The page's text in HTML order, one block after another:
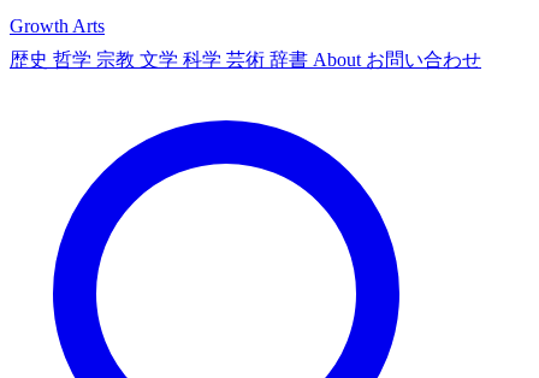
Growth Arts
歴史 哲学 宗教 文学 科学 芸術 辞書 About お問い合わせ